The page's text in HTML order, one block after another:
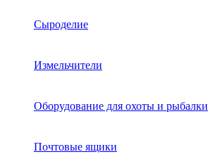
Сыроделие
Измельчители
Оборудование для охоты и рыбалки
Почтовые ящики